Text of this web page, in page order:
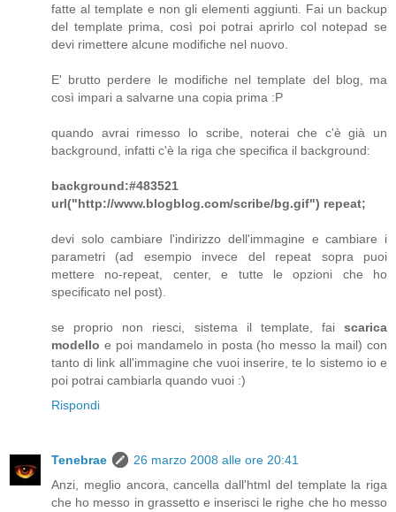
fatte al template e non gli elementi aggiunti. Fai un backup
del template prima, così poi potrai aprirlo col notepad se
devi rimettere alcune modifiche nel nuovo.
E' brutto perdere le modifiche nel template del blog, ma
così impari a salvarne una copia prima :P
quando avrai rimesso lo scribe, noterai che c'è già un
background, infatti c'è la riga che specifica il background:
background:#483521
url("http://www.blogblog.com/scribe/bg.gif") repeat;
devi solo cambiare l'indirizzo dell'immagine e cambiare i
parametri (ad esempio invece del repeat sopra puoi
mettere no-repeat, center, e tutte le opzioni che ho
specificato nel post).
se proprio non riesci, sistema il template, fai scarica
modello e poi mandamelo in posta (ho messo la mail) con
tanto di link all'immagine che vuoi inserire, te lo sistemo io e
poi potrai cambiarla quando vuoi :)
Rispondi
Tenebrae
26 marzo 2008 alle ore 20:41
Anzi, meglio ancora, cancella dall'html del template la riga
che ho messo in grassetto e inserisci le righe che ho messo